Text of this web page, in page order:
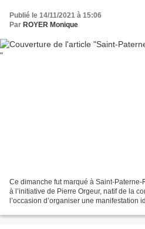
Publié le 14/11/2021 à 15:06
Par ROYER Monique
Ce dimanche fut marqué à Saint-
à l’initiative de Pierre Orgeur, natif de la
l’occasion d’organiser une manifestation